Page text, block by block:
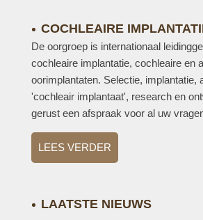
COCHLEAIRE
De oorgroep is internationaal
cochleaire implantatie, cochleaire en
oorimplantaten. Selectie, implantatie,
'cochleair implantaat', research en
gerust een afspraak voor al uw
LEES VERDER
LAATSTE NIEUWS